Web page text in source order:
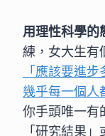
用理性科學的
練，女大生有
「應該要進
幾乎每一個人
你手頭唯一有
「研究結果